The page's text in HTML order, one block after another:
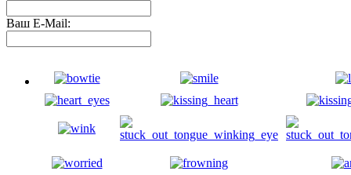
Ваш E-Mail: